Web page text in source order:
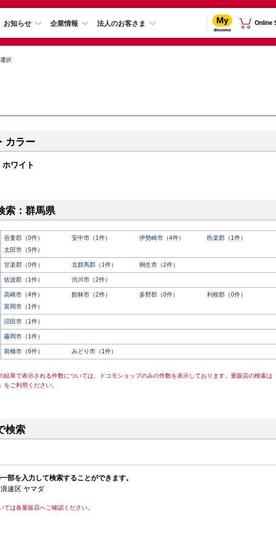
お知らせ 企業情報 法人のお客さま Online
択
カラー
ワイト
索：群馬県
吾妻郡（0件） 安中市（1件） 伊勢崎市（4件）
邑楽郡（1件）
太田市（5件）
甘楽郡（0件） 北群馬郡（1件） 桐生市（2件）
佐波郡（1件） 渋川市（2件）
高崎市（4件） 館林市（2件） 多野郡（0件）
利根郡（0件）
富岡市（1件）
沼田市（1件）
藤岡市（1件）
前橋市（6件） みどり市（1件）
結果で表示される件数については、ドコモショップのみの件数を表示しております。量販店の検索は
をご利用ください。
検索
部を入力して検索することができます。
速区 ヤマダ
ては各量販店へご確認ください。